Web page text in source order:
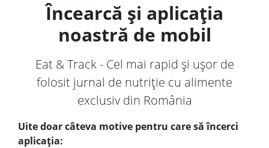
Încearcă și aplicația
noastră de mobil
Eat & Track - Cel mai rapid și ușor de
folosit jurnal de nutriție cu alimente
exclusiv din România
Uite doar câteva motive pentru care să încerci
aplicația: